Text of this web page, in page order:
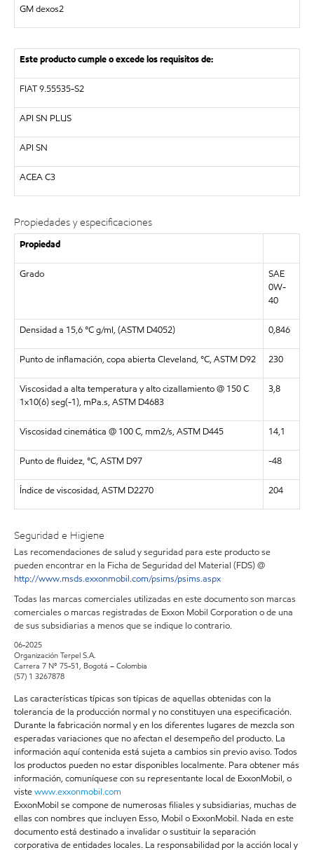
GM dexos2
Este producto cumple o excede los requisitos de:
FIAT 9.55535-S2
API SN PLUS
API SN
ACEA C3
Propiedades y especificaciones
Propiedad
Grado
SAE
0W-
40
Densidad a 15,6 °C g/ml, (ASTM D4052) 0,846
Punto de inflamación, copa abierta Cleveland, °C, ASTM D92 230
Viscosidad a alta temperatura y alto cizallamiento @ 150 C
1x10(6) seg(-1), mPa.s, ASTM D4683
3,8
Viscosidad cinemática @ 100 C, mm2/s, ASTM D445 14,1
Punto de fluidez, °C, ASTM D97 -48
Índice de viscosidad, ASTM D2270 204
Seguridad e Higiene
Las recomendaciones de salud y seguridad para este producto se
pueden encontrar en la Ficha de Seguridad del Material (FDS) @
http://www.msds.exxonmobil.com/psims/psims.aspx
Todas las marcas comerciales utilizadas en este documento son marcas
comerciales o marcas registradas de Exxon Mobil Corporation o de una
de sus subsidiarias a menos que se indique lo contrario.
06-2025
Organización Terpel S.A.
Carrera 7 N° 75-51, Bogotá – Colombia
(57) 1 3267878
Las características típicas son típicas de aquellas obtenidas con la
tolerancia de la producción normal y no constituyen una especificación.
Durante la fabricación normal y en los diferentes lugares de mezcla son
esperadas variaciones que no afectan el desempeño del producto. La
información aquí contenida está sujeta a cambios sin previo aviso. Todos
los productos pueden no estar disponibles localmente. Para obtener más
información, comuníquese con su representante local de ExxonMobil, o
vistewww.exxonmobil.com
ExxonMobil se compone de numerosas filiales y subsidiarias, muchas de
ellas con nombres que incluyen Esso, Mobil o ExxonMobil. Nada en este
documento está destinado a invalidar o sustituir la separación
corporativa de entidades locales. La responsabilidad por la acción local y